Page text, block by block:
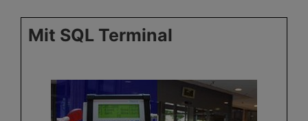
Mit SQL Terminal